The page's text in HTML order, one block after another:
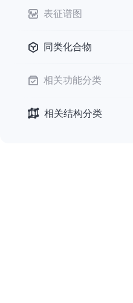
表征谱图
同类化合物
相关功能分类
相关结构分类